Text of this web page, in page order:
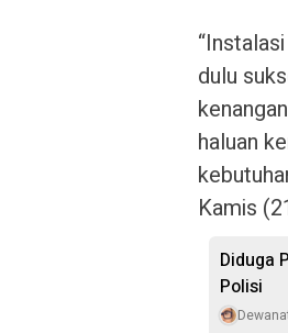
dulu
haluan
Kamis
Diduga
Polisi